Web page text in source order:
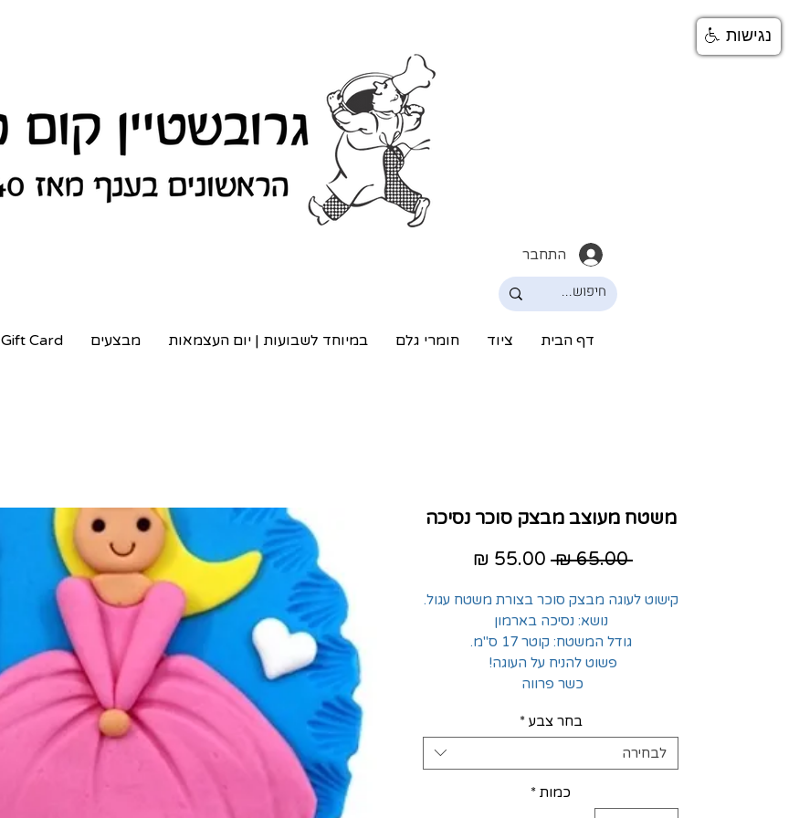
התחבר
דף הבית ציוד חומרי גלם במיוחד לשבועות | יום העצמאות מבצעים Gift Card
משטח מעוצב מבצק סוכר נסיכה
‏65.00 ‏₪
מחיר
קישוט לעוגה מבצק סוכר בצורת משטח עגול.
נושא: נסיכה בארמון
גודל המשטח: קוטר 17 ס"מ.
פשוט להניח על העוגה!
כשר פרווה
בחר צבע *
לבחירה
כמות *
נגישות